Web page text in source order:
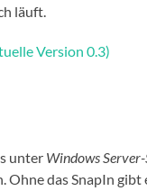
läuft.
Version 0.3)
unter Windows
Ohne das SnapIn gibt